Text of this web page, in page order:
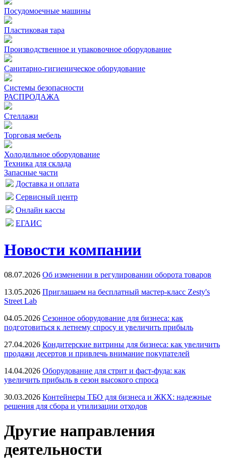
Посудомоечные машины
Пластиковая тара
Производственное и упаковочное оборудование
Санитарно-гигиеническое оборудование
Системы безопасности
РАСПРОДАЖА
Стеллажи
Торговая мебель
Холодильное оборудование
Техника для склада
Запасные части
Доставка и оплата
Сервисный центр
Онлайн кассы
ЕГАИС
Новости компании
08.07.2026 Об изменении в регулировании оборота товаров
13.05.2026 Приглашаем на бесплатный мастер-класс Zesty's
Street Lab
04.05.2026 Сезонное оборудование для бизнеса: как
подготовиться к летнему спросу и увеличить прибыль
27.04.2026 Кондитерские витрины для бизнеса: как увеличить
продажи десертов и привлечь внимание покупателей
14.04.2026 Оборудование для стрит и фаст-фуда: как
увеличить прибыль в сезон высокого спроса
30.03.2026 Контейнеры ТБО для бизнеса и ЖКХ: надежные
решения для сбора и утилизации отходов
Другие направления
деятельности